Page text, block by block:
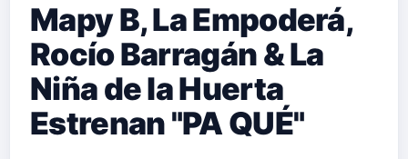
Mapy B, La Empoderá,
Rocío Barragán & La
Niña de la Huerta
Estrenan "PA QUÉ"